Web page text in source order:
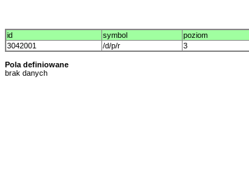
id symbol poziom
3042001
/d/p/r 3
Pola definiowane
brak danych